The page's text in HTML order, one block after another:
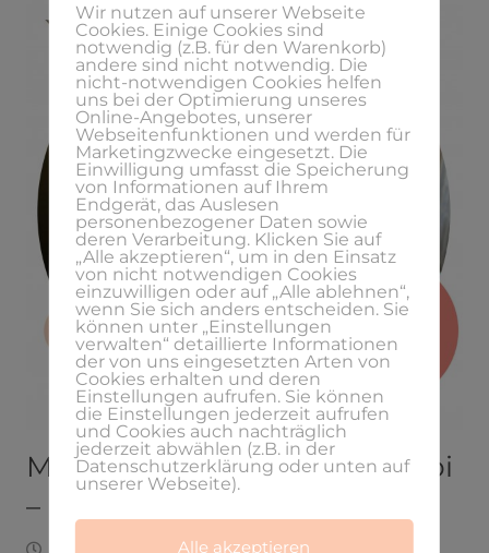
Meine perfekte Finanz-Kombi
– Podcast Folge Nr. 13
Wir nutzen auf unserer Webseite
Cookies. Einige Cookies sind
notwendig (z.B. für den Warenkorb)
andere sind nicht notwendig. Die
nicht-notwendigen Cookies helfen
uns bei der Optimierung unseres
Online-Angebotes, unserer
Webseitenfunktionen und werden für
Marketingzwecke eingesetzt. Die
Einwilligung umfasst die Speicherung
von Informationen auf Ihrem
Endgerät, das Auslesen
personenbezogener Daten sowie
deren Verarbeitung. Klicken Sie auf
„Alle akzeptieren“, um in den Einsatz
von nicht notwendigen Cookies
einzuwilligen oder auf „Alle ablehnen“,
wenn Sie sich anders entscheiden. Sie
können unter „Einstellungen
verwalten“ detaillierte Informationen
der von uns eingesetzten Arten von
Cookies erhalten und deren
Einstellungen aufrufen. Sie können
die Einstellungen jederzeit aufrufen
und Cookies auch nachträglich
jederzeit abwählen (z.B. in der
Datenschutzerklärung oder unten auf
unserer Webseite).
Alle akzeptieren